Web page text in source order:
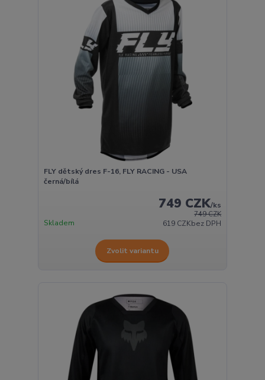
FLY dětský dres F-16, FLY RACING - USA
černá/bílá
749 CZK
749 CZK/ks
619 CZKbez DPH
Skladem
Zvolit variantu